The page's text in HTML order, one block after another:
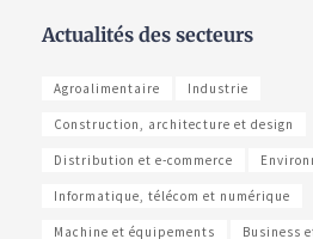
Actualités des secteurs
Agroalimentaire Industrie
Construction, architecture et design
Distribution et e-commerce
Informatique, télécom et numérique
Machine et équipements Business